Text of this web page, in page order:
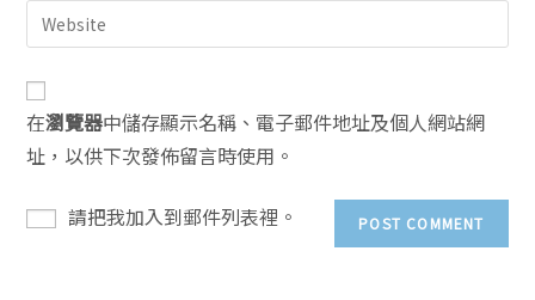
在瀏覽器中儲存顯示名稱、電子郵件地址及個人網站網
址，以供下次發佈留言時使用。
請把我加入到郵件列表裡。